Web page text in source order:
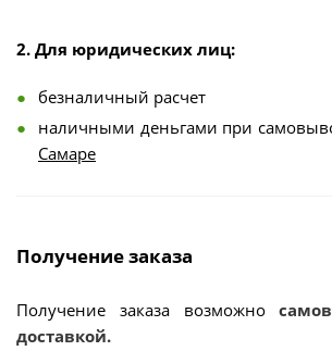
2. Для юридических лиц:
безналичный расчет
наличными деньгами при
Самаре
Получение заказа
Получение заказа возможно
доставкой.